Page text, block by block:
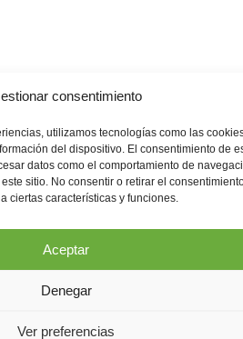
consentimiento
utilizamos tecnologías como las
del dispositivo. El consentimiento de
datos como el comportamiento de
sitio. No consentir o retirar el
ciertas características y funciones.
Aceptar
Denegar
Ver preferencias